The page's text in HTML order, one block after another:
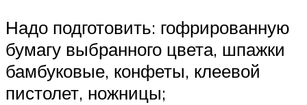
Надо подготовить: гофрированную
бумагу выбранного цвета, шпажки
бамбуковые, конфеты, клеевой
пистолет, ножницы;